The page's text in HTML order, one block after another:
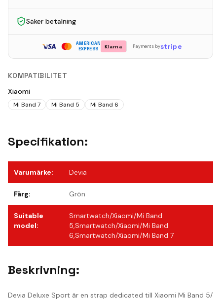
Säker betalning
AMERICAN
EXPRESS
Klarna Payments bystripe
KOMPATIBILITET
Xiaomi
Mi Band 7 Mi Band 5 Mi Band 6
Specifikation:
Varumärke: Devia
Färg: Grön
Suitable
model:
Smartwatch/Xiaomi/Mi Band
5,Smartwatch/Xiaomi/Mi Band
6,Smartwatch/Xiaomi/Mi Band 7
Beskrivning:
Devia Deluxe Sport är en strap dedicated till Xiaomi Mi Band 5/